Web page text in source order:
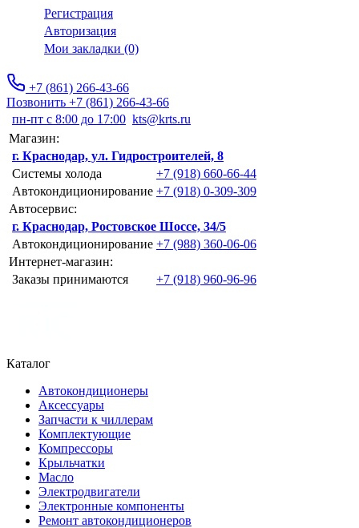
Регистрация
Авторизация
Мои закладки (0)
+7 (861) 266-43-66
Позвонить +7 (861) 266-43-66
пн-пт с 8:00 до 17:00 kts@krts.ru
Магазин:
г. Краснодар, ул. Гидростроителей, 8
Системы холода
+7 (918) 660-66-44
Автокондиционирование +7 (918) 0-309-309
Автосервис:
г. Краснодар, Ростовское Шоссе, 34/5
Автокондиционирование +7 (988) 360-06-06
Интернет-магазин:
Заказы принимаются
+7 (918) 960-96-96
Каталог
Автокондиционеры
Аксессуары
Запчасти к чиллерам
Комплектующие
Компрессоры
Крыльчатки
Масло
Электродвигатели
Электронные компоненты
Ремонт автокондиционеров